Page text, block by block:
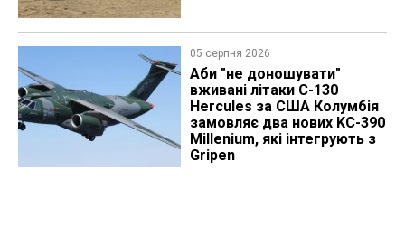
05 серпня 2026
Аби "не доношувати"
вживані літаки C-130
Hercules за США Колумбія
замовляє два нових KC-390
Millenium, які інтегрують з
Gripen